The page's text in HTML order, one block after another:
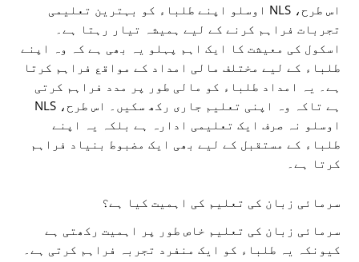
اس طرح، NLS اوسلو اپنے طلباء کو بہترین تعلیمی
تجربات فراہم کرنے کے لیے ہمیشہ تیار رہتا ہے۔
اسکول کی معیشت کا ایک اہم پہلو یہ بھی ہے کہ وہ اپنے
طلباء کے لیے مختلف مالی امداد کے مواقع فراہم کرتا
ہے۔ یہ امداد طلباء کو مالی طور پر مدد فراہم کرتی
ہے تاکہ وہ اپنی تعلیم جاری رکھ سکیں۔ اس طرح، NLS
اوسلو نہ صرف ایک تعلیمی ادارہ ہے بلکہ یہ اپنے
طلباء کے مستقبل کے لیے بھی ایک مضبوط بنیاد فراہم
کرتا ہے۔
سرمائی زبان کی تعلیم کی اہمیت کیا ہے؟
سرمائی زبان کی تعلیم خاص طور پر اہمیت رکھتی ہے
کیونکہ یہ طلباء کو ایک منفرد تجربہ فراہم کرتی ہے۔